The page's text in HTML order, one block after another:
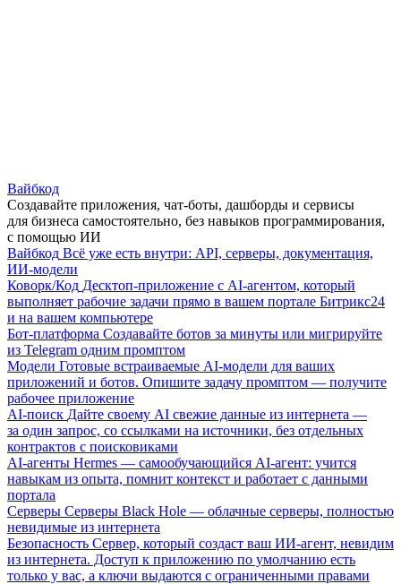
Вайбкод
Создавайте приложения, чат-боты, дашборды и сервисы
для бизнеса самостоятельно, без навыков программирования,
с помощью ИИ
Вайбкод Всё уже есть внутри: API, серверы, документация,
ИИ-модели
Коворк/Код Десктоп-приложение с AI-агентом, который
выполняет рабочие задачи прямо в вашем портале Битрикс24
и на вашем компьютере
Бот-платформа Создавайте ботов за минуты или мигрируйте
из Telegram одним промптом
Модели Готовые встраиваемые AI-модели для ваших
приложений и ботов. Опишите задачу промптом — получите
рабочее приложение
AI-поиск Дайте своему AI свежие данные из интернета —
за один запрос, со ссылками на источники, без отдельных
контрактов с поисковиками
AI-агенты Hermes — самообучающийся AI-агент: учится
навыкам из опыта, помнит контекст и работает с данными
портала
Серверы Серверы Black Hole — облачные серверы, полностью
невидимые из интернета
Безопасность Сервер, который создаст ваш ИИ-агент, невидим
из интернета. Доступ к приложению по умолчанию есть
только у вас, а ключи выдаются с ограниченными правами